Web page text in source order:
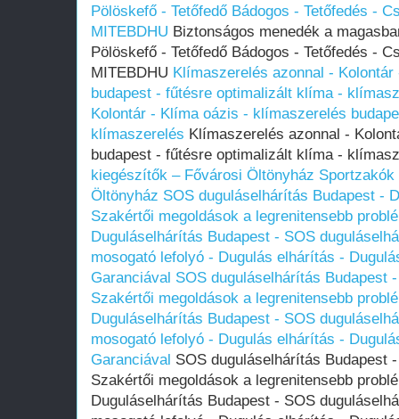
Pölöskefő - Tetőfedő Bádogos - Tetőfedés -
MITEBDHU Biztonságos menedék a
Pölöskefő - Tetőfedő Bádogos - Tetőfedés -
MITEBDHU Klímaszerelés azonnal -
budapest - fűtésre optimalizált klíma -
Kolontár - Klíma oázis - klímaszerelés
klímaszerelés Klímaszerelés azonnal -
budapest - fűtésre optimalizált klíma -
kiegészítők – Fővárosi Öltönyház
Öltönyház SOS duguláselhárítás Budapest -
Szakértői megoldások a legrenitensebb
Duguláselhárítás Budapest - SOS
mosogató lefolyó - Dugulás elhárítás -
Garanciával SOS duguláselhárítás Budapest
Szakértői megoldások a legrenitensebb
Duguláselhárítás Budapest - SOS
mosogató lefolyó - Dugulás elhárítás -
Garanciával SOS duguláselhárítás Budapest
Szakértői megoldások a legrenitensebb
Duguláselhárítás Budapest - SOS